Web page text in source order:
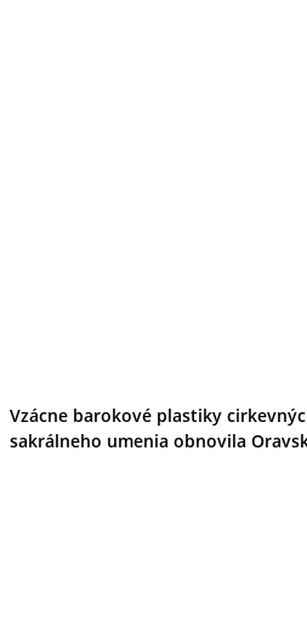
Vzácne barokové plastiky
sakrálneho umenia obnovila